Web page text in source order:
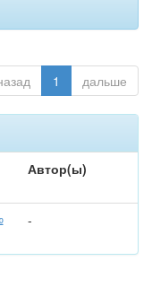
1 дальше
Автор(ы)
-